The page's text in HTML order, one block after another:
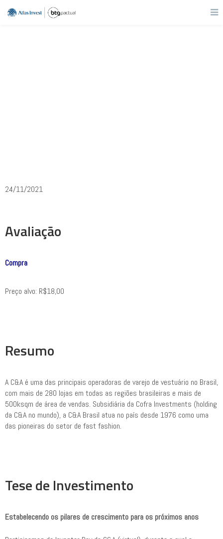
24/11/2021
Avaliação
Compra
Preço alvo: R$18,00
Resumo
A C&A é uma das principais operadoras de varejo de vestuário no Brasil,
com mais de 280 lojas em todas as regiões brasileiras e mais de
500ksqm de área de vendas. Subsidiária da Cofra Investments (holding
da C&A no mundo), a C&A Brasil atua no país desde 1976 como uma
das pioneiras do setor de fast fashion.
Tese de Investimento
Estabelecendo os pilares de crescimento para os próximos anos